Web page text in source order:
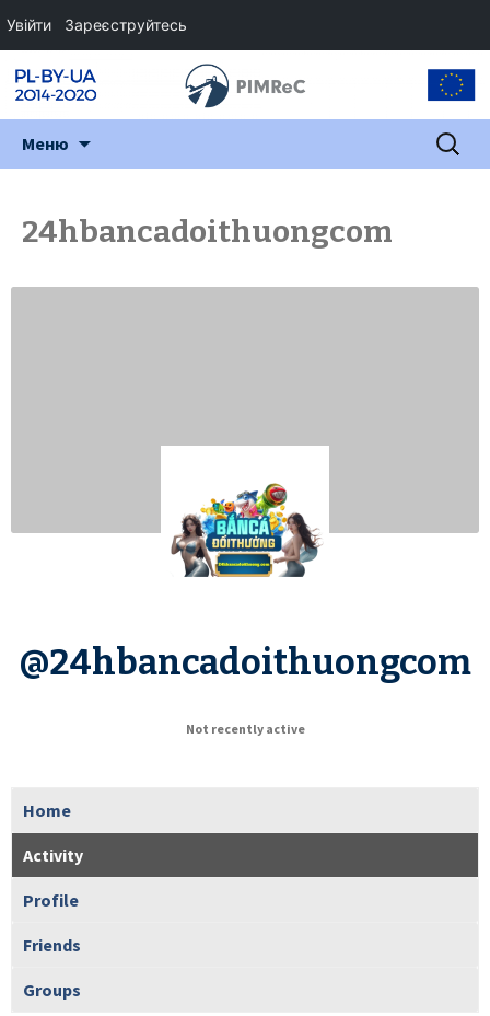
Меню Пошук:
24hbancadoithuongcom
@24hbancadoithuongcom
Not recently active
Home
Activity
Profile
Friends
Groups
Увійти Зареєструйтесь